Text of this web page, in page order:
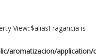
View::$aliasFragancia is
aromatizacion/application/